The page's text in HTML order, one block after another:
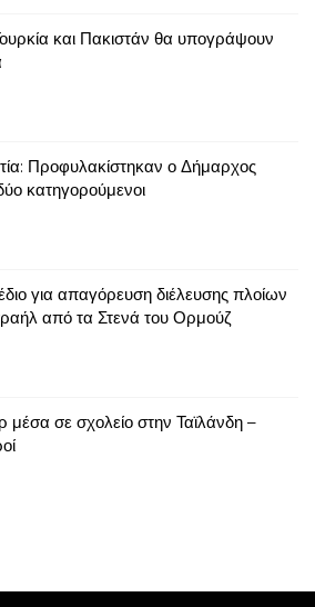
και Πακιστάν θα υπογράψουν
Προφυλακίστηκαν ο Δήμαρχος
κατηγορούμενοι
για απαγόρευση διέλευσης πλοίων
από τα Στενά του Ορμούζ
μέσα σε σχολείο στην Ταϊλάνδη –